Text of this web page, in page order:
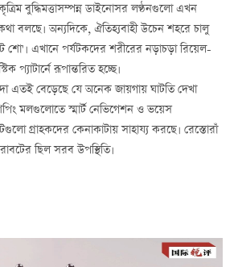
বুদ্ধিমত্তাসম্পন্ন ডাইনোসর লণ্ঠনগুলো এখন
বলছে। অন্যদিকে, ঐতিহ্যবাহী উচেন শহরে চালু
এখানে পর্যটকদের শরীরের নড়াচড়া রিয়েল-
প্যাটার্নে রূপান্তরিত হচ্ছে।
এতই বেড়েছে যে অনেক জায়গায় ঘাটতি দেখা
মলগুলোতে স্মার্ট নেভিগেশন ও ভয়েস
গ্রাহকদের কেনাকাটায় সাহায্য করছে। রেস্তোরাঁ
ছিল সরব উপস্থিতি।